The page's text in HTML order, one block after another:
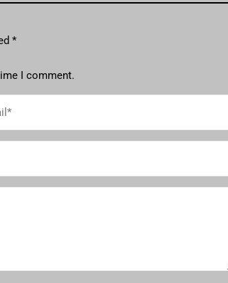
*
I comment.